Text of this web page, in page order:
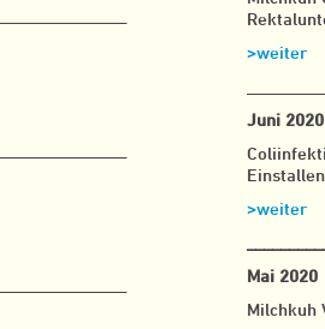
>weiter
Juni 2020
Einstallen
>weiter
Mai 2020
Milchkuh